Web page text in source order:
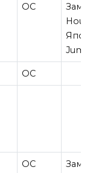
ОС
ОС
ОС